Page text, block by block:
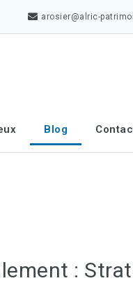
arosier@alric-
Blog
: